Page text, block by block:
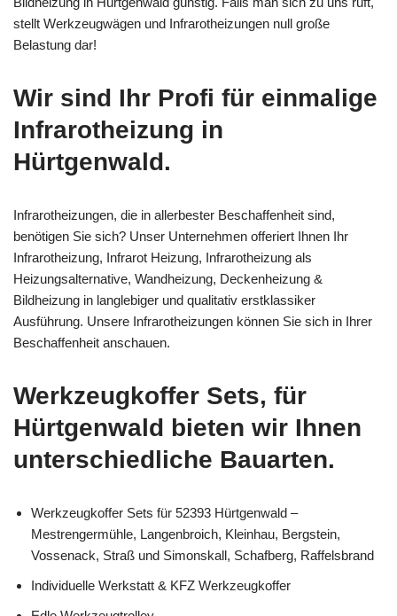
stellt Werkzeugwägen und Infrarotheizungen null große
Belastung dar!
Wir sind Ihr Profi für einmalige
Infrarotheizung in
Hürtgenwald.
Infrarotheizungen, die in allerbester Beschaffenheit sind,
benötigen Sie sich? Unser Unternehmen offeriert Ihnen Ihr
Infrarotheizung, Infrarot Heizung, Infrarotheizung als
Heizungsalternative, Wandheizung, Deckenheizung &
Bildheizung in langlebiger und qualitativ erstklassiker
Ausführung. Unsere Infrarotheizungen können Sie sich in Ihrer
Beschaffenheit anschauen.
Werkzeugkoffer Sets, für
Hürtgenwald bieten wir Ihnen
unterschiedliche Bauarten.
Werkzeugkoffer Sets für 52393 Hürtgenwald –
Mestrengermühle, Langenbroich, Kleinhau, Bergstein,
Vossenack, Straß und Simonskall, Schafberg, Raffelsbrand
Individuelle Werkstatt & KFZ Werkzeugkoffer